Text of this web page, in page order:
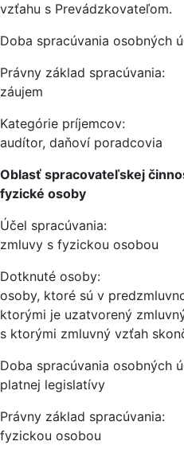
vzťahu s Prevádzkovateľom.
Doba spracúvania
Právny základ
záujem
Kategórie
audítor, daňoví poradcovia
Oblasť spracovateľskej
fyzické osoby
Účel
zmluvy s fyzickou osobou
Dotknuté
osoby, ktoré sú v
ktorými je uzatvorený
s ktorými zmluvný vzťah
Doba spracúvania
platnej legislatívy
Právny základ
fyzickou osobou